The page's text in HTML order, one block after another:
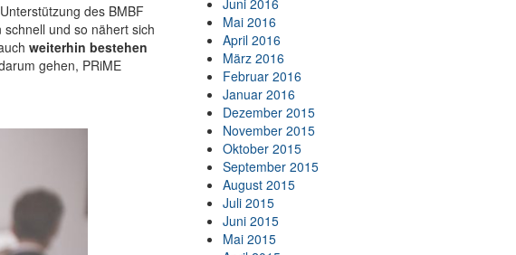
des BMBF
und so nähert sich
weiterhin bestehen
gehen, PRiME
Juni 2016
Mai 2016
April 2016
März 2016
Februar 2016
Januar 2016
Dezember 2015
November 2015
Oktober 2015
September 2015
August 2015
Juli 2015
Juni 2015
Mai 2015